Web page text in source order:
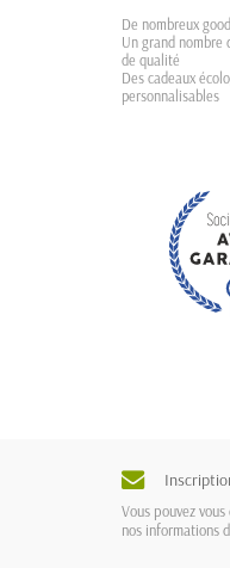
De nombreux
Un grand nombre
de qualité
Des cadeaux
personnalisables
Vous pouvez
nos informations